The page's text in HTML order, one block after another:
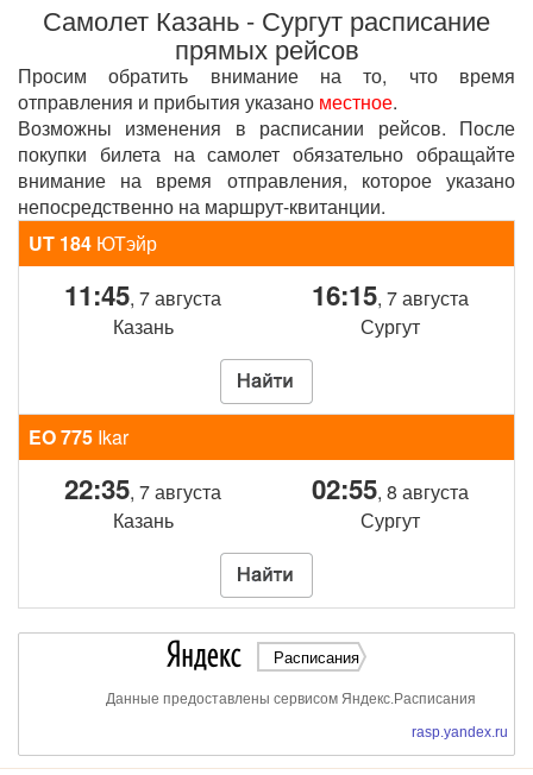
Самолет Казань - Сургут расписание
прямых рейсов
Просим обратить внимание на то, что время
отправления и прибытия указано местное.
Возможны изменения в расписании рейсов. После
покупки билета на самолет обязательно обращайте
внимание на время отправления, которое указано
непосредственно на маршрут-квитанции.
UT 184 ЮТэйр
11:45, 7 августа
Казань
16:15, 7 августа
Сургут
EO 775 Ikar
22:35, 7 августа
Казань
02:55, 8 августа
Сургут
Расписания
Данные предоставлены сервисом Яндекс.Расписания
rasp.yandex.ru